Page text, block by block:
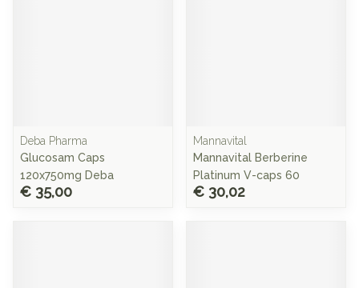
Deba Pharma
Glucosam Caps
120x750mg Deba
€ 35,00
Mannavital
Mannavital Berberine
Platinum V-caps 60
€ 30,02